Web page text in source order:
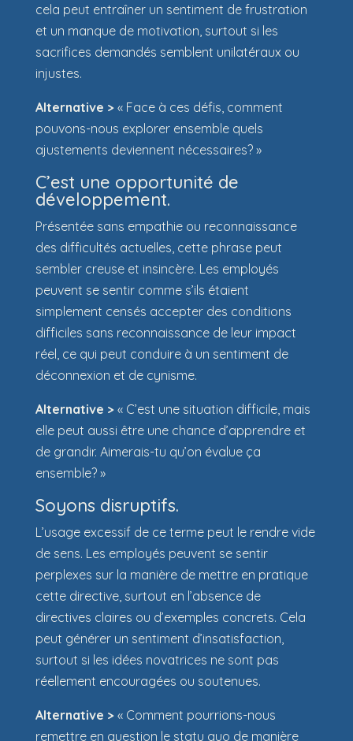
cela peut entraîner un sentiment de frustration
et un manque de motivation, surtout si les
sacrifices demandés semblent unilatéraux ou
injustes.
Alternative >« Face à ces défis, comment
pouvons-nous explorer ensemble quels
ajustements deviennent nécessaires? »
C’est une opportunité de
développement.
Présentée sans empathie ou reconnaissance
des difficultés actuelles, cette phrase peut
sembler creuse et insincère. Les employés
peuvent se sentir comme s’ils étaient
simplement censés accepter des conditions
difficiles sans reconnaissance de leur impact
réel, ce qui peut conduire à un sentiment de
déconnexion et de cynisme.
Alternative >« C’est une situation difficile, mais
elle peut aussi être une chance d’apprendre et
de grandir. Aimerais-tu qu’on évalue ça
ensemble? »
Soyons disruptifs.
L’usage excessif de ce terme peut le rendre vide
de sens. Les employés peuvent se sentir
perplexes sur la manière de mettre en pratique
cette directive, surtout en l’absence de
directives claires ou d’exemples concrets. Cela
peut générer un sentiment d’insatisfaction,
surtout si les idées novatrices ne sont pas
réellement encouragées ou soutenues.
Alternative >« Comment pourrions-nous
remettre en question le statu quo de manière